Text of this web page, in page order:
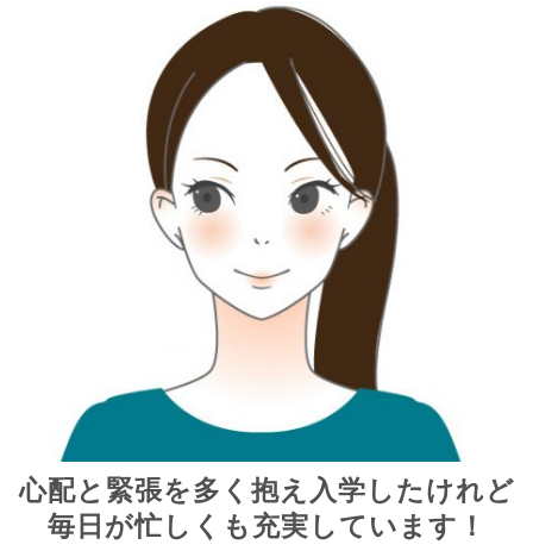
心配と緊張を多く抱え入学したけれど
毎日が忙しくも充実しています！